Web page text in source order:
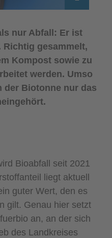
nur Abfall: Er ist
gesammelt,
Kompost sowie zu
werden. Umso
der Biotonne nur das
Bioabfall seit 2021
liegt aktuell
guter Wert, den es
gilt. Genau hier setzt
an, an der sich
des Landkreises